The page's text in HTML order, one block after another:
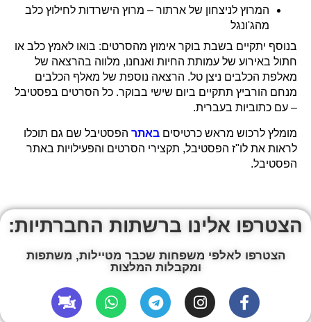
המרוץ לניצחון של ארתור – מרוץ הישרדות לחילוץ כלב
מהג'ונגל
בנוסף יתקיים בשבת בוקר אימוץ מהסרטים: בואו לאמץ כלב או
חתול באירוע של עמותת החיות ואנחנו, מלווה בהרצאה של
מאלפת הכלבים ניצן טל. הרצאה נוספת של מאלף הכלבים
מנחם הורביץ תתקיים ביום שישי בבוקר. כל הסרטים בפסטיבל
– עם כתוביות בעברית.
מומלץ לרכוש מראש כרטיסים באתר הפסטיבל שם גם תוכלו
לראות את לו"ז הפסטיבל, תקצירי הסרטים והפעילויות באתר
הפסטיבל.
הצטרפו אלינו ברשתות החברתיות:
הצטרפו לאלפי משפחות שכבר מטיילות, משתפות
ומקבלות המלצות